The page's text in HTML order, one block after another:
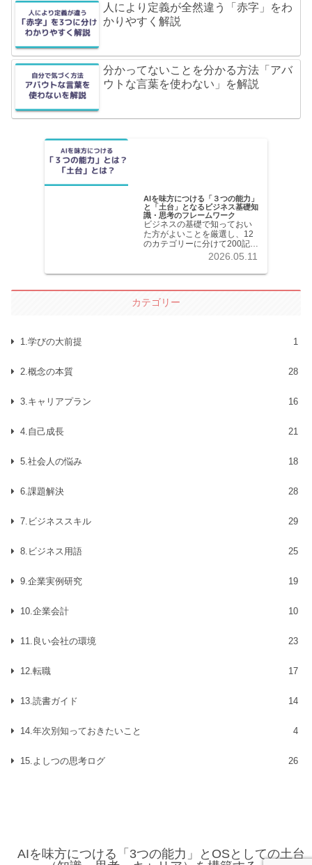
人により定義が全然違う「赤字」をわ
かりやすく解説
分かってないことを分かる方法「アバ
ウトな言葉を使わない」を解説
AIを味方につける「３つの能力」
と「土台」となるビジネス基礎知
識・思考のフレームワーク
ビジネスの基礎で知っておい
た方がよいことを厳選し、12
のカテゴリーに分けて200記事
以上を掲載しています。各記
事共分かりやすく解説してい
ます。
2026.05.11
カテゴリー
1.学びの大前提 1
2.概念の本質 28
3.キャリアプラン 16
4.自己成長 21
5.社会人の悩み 18
6.課題解決 28
7.ビジネススキル 29
8.ビジネス用語 25
9.企業実例研究 19
10.企業会計 10
11.良い会社の環境 23
12.転職 17
13.読書ガイド 14
14.年次別知っておきたいこと 4
15.よしつの思考ログ 26
AIを味方につける「3つの能力」とOSとしての土台